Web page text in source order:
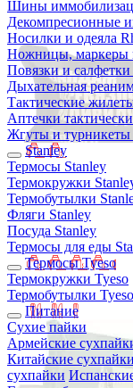
Шины
Декомпресионные
Носилки и одеяла
Ножницы, маркеры
Повязки и
Дыхательная
Тактические
Аптечки
Жгуты и турникеты
Stanley
Термосы Stanley
Термокружки
Термобутылки
Фляги Stanley
Посуда Stanley
Термосы для еды
Термосы Tyeso
Термокружки Tyeso
Термобутылки Tyeso
Питание
Сухие пайки
Армейские
Китайские сухпайки
сухпайки